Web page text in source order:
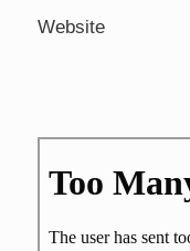
Website